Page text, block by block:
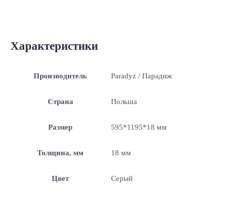
Характеристики
Производитель Paradyz / Парадиж
Страна Польша
Размер 595*1195*18 мм
Толщина, мм 18 мм
Цвет Серый